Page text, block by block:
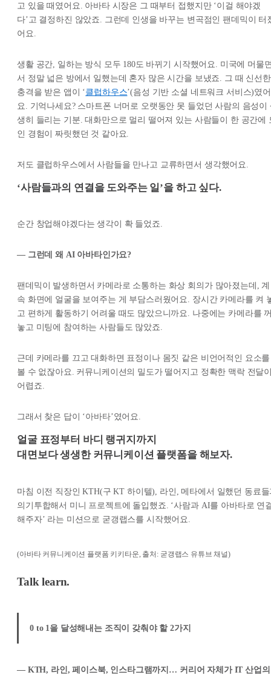
고 있을 때였어요. 아바타 시장은 그 때부터 접했지만 ‘이걸 해야겠
다’고 결정하진 않았죠. 그런데 인생을 바꾸는 변곡점인 팬데믹이 터
어요.
생활 공간, 일하는 방식 모두 180도 바뀌기 시작했어요. 미국에 머물
서 정말 넓은 방에서 일했는데 혼자 많은 시간을 보냈죠. 그 때 신선한
충격을 받은 앱이 ‘클럽하우스’(음성 기반 소셜 네트워크 서비스)였어
요. 기억나세요? 스마트폰 너머로 오랫동안 못 들었던 사람의 음성이
생히 들리는 기분. 대화만으로 멀리 떨어져 있는 사람들이 한 공간에
인 경험이 짜릿했던 것 같아요.
저도 클럽하우스에서 사람들을 만나고 교류하면서 생각했어요.
‘사람들과의 연결을 도와주는 일’을 하고 싶다.
순간 창업해야겠다는 생각이 확 들었죠.
— 그런데 왜 AI 아바타인가요?
팬데믹이 발생하면서 카메라로 소통하는 화상 회의가 많아졌는데, 계
속 화면에 얼굴을 보여주는 게 부담스러웠어요. 장시간 카메라를 켜
고 편하게 활동하기 어려울 때도 많았으니까요. 나중에는 카메라를
놓고 미팅에 참여하는 사람들도 많았죠.
근데 카메라를 끄고 대화하면 표정이나 몸짓 같은 비언어적인 요소를
볼 수 없잖아요. 커뮤니케이션의 밀도가 떨어지고 정확한 맥락 전달
어렵죠.
그래서 찾은 답이 ‘아바타’였어요.
얼굴 표정부터 바디 랭귀지까지
대면보다 생생한 커뮤니케이션 플랫폼을 해보자.
마침 이전 직장인 KTH(구 KT 하이텔), 라인, 메타에서 일했던 동료들
의기투합해서 미니 프로젝트에 돌입했죠. ‘사람과 AI를 아바타로 연
해주자’ 라는 미션으로 굳갱랩스를 시작했어요.
(아바타 커뮤니케이션 플랫폼 키키타운, 출처: 굳갱랩스 유튜브 채널)
Talk learn.
0 to 1을 달성해내는 조직이 갖춰야 할 2가지
— KTH, 라인, 페이스북, 인스타그램까지… 커리어 자체가 IT 산업의